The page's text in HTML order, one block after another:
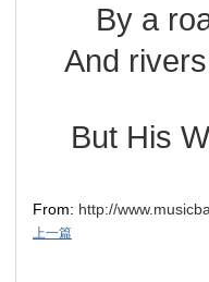
By a
And
But His
From: http://
上一篇